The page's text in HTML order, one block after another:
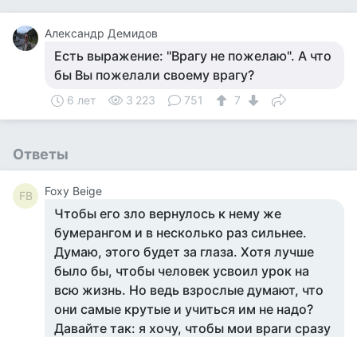
Александр Демидов
Есть выражение: "Врагу не пожелаю". А что
бы Вы пожелали своему врагу?
6 лет 3 223 751 7
Ответы
FB Foxy Beige
Чтобы его зло вернулось к нему же
бумерангом и в несколько раз сильнее.
Думаю, этого будет за глаза. Хотя лучше
было бы, чтобы человек усвоил урок на
всю жизнь. Но ведь взрослые думают, что
они самые крутые и учиться им не надо?
Давайте так: я хочу, чтобы мои враги сразу